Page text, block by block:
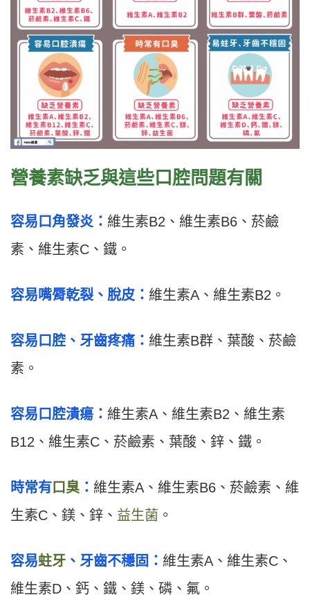
營養素缺乏與這些口腔問題有關
容易口角發炎： 維生素B2、維生素B6、菸鹼
素、維生素C、鐵。
容易嘴脣乾裂、脫皮： 維生素A、維生素B2。
容易口腔、牙齒疼痛： 維生素B群、葉酸、菸鹼
素。
容易口腔潰瘍： 維生素A、維生素B2、維生素
B12、維生素C、菸鹼素、葉酸、鋅、鐵。
時常有 口臭 ： 維生素A、維生素B6、菸鹼素、維
生素C、鎂、鋅、 益生菌 。
容易蛀牙 、牙齒不穩固： 維生素A、維生素C、
維生素D、鈣、鐵、鎂、磷、氟。